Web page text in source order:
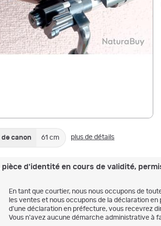
de canon 61 cm plus de détails
pièce d'identité en cours de validité,
En tant que courtier, nous nous occupons de
les ventes et nous occupons de la déclaration
d'une déclaration en préfecture, vous recevrez
Vous n'avez aucune démarche administrative à